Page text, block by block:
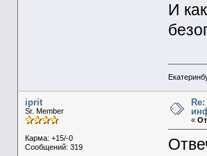
И
iprit
Sr. Member
Карма: +15/-0
Сообщений: 319
«